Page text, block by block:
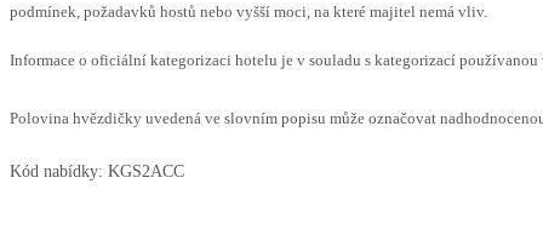
podmínek, požadavků hostů nebo vyšší moci, na které majitel nemá vliv.
Informace o oficiální kategorizaci hotelu je v souladu s kategorizací
Polovina hvězdičky uvedená ve slovním popisu může označovat
Kód nabídky: KGS2ACC